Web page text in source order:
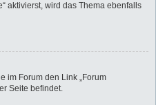
aktivierst, wird das Thema ebenfalls
im Forum den Link „Forum
Seite befindet.